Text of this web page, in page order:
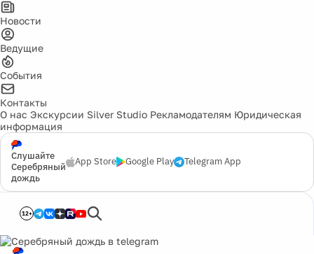
Новости
Ведущие
События
Контакты
О нас Экскурсии Silver Studio Рекламодателям Юридическая
информация
Слушайте
Серебряный
дождь
App Store Google Play Telegram App
12+